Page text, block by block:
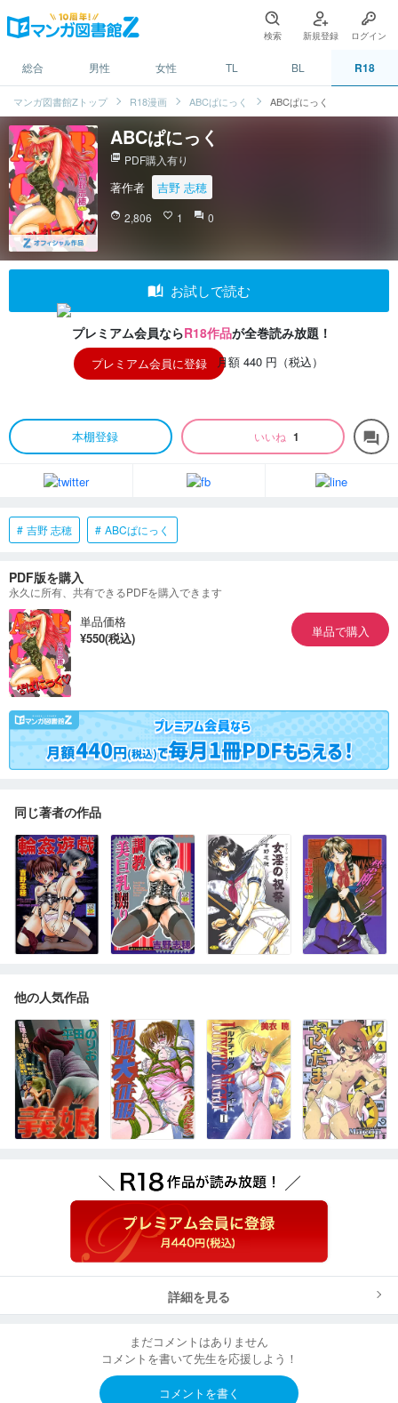
検索 新規登録 ログイン
総合 男性 女性 TL BL R18
マンガ図書館Zトップ R18漫画 ABCぱにっく ABCぱにっく
ABCぱにっく
picture_as_pdf PDF購入有り
著作者 吉野 志穂
face 2,806 favorite_border 1 question_answer 0
auto_stories お試しで読む
プレミアム会員ならR18作品が全巻読み放題！
プレミアム会員に登録 月額 440 円（税込）
本棚登録 いいね 1 forum
吉野 志穂 ABCぱにっく
PDF版を購入
永久に所有、共有できるPDFを購入できます
単品価格
¥550(税込)
単品で購入
同じ著者の作品
他の人気作品
詳細を見る
まだコメントはありません
コメントを書いて先生を応援しよう！
コメントを書く